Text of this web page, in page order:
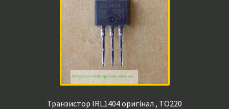
Транзистор IRL1404 оригінал , TO220